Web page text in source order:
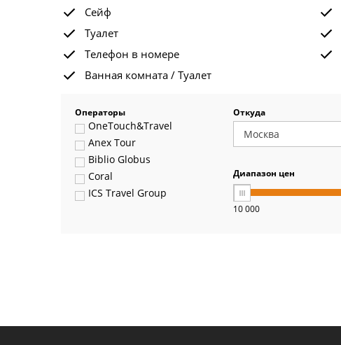
Сейф
Туалет
Телефон в номере
Ванная комната / Туалет
Операторы
OneTouch&Travel
Anex Tour
Biblio Globus
Coral
ICS Travel Group
Pac Group
Откуда
Диапазон цен
10 000